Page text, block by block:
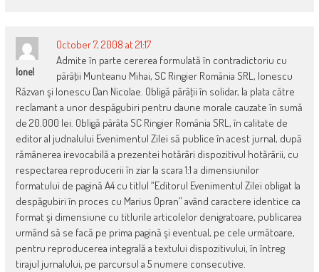
Ionel
October 7, 2008 at 21:17
Admite în parte cererea formulată în contradictoriu cu
pârâţii Munteanu Mihai, SC Ringier România SRL, Ionescu
Răzvan şi Ionescu Dan Nicolae. Obligă pârâţii în solidar, la plata către
reclamant a unor despăgubiri pentru daune morale cauzate în sumă
de 20.000 lei. Obligă pârâta SC Ringier România SRL, în calitate de
editor al judnalului Evenimentul Zilei să publice în acest jurnal, după
rămânerea irevocabilă a prezentei hotărâri dispozitivul hotărârii, cu
respectarea reproducerii în ziar la scara 1:1 a dimensiunilor
formatului de pagină A4 cu titlul “Editorul Evenimentul Zilei obligat la
despăgubiri în proces cu Marius Opran” având caractere identice ca
format şi dimensiune cu titlurile articolelor denigratoare, publicarea
urmând să se facă pe prima pagină şi eventual, pe cele următoare,
pentru reproducerea integrală a textului dispozitivului, în întreg
tirajul jurnalului, pe parcursul a 5 numere consecutive.